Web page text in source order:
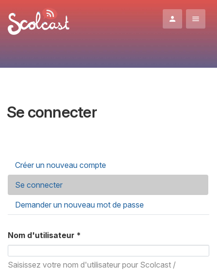
Se connecter
Onglets principaux
Créer un nouveau compte
Se connecter
Demander un nouveau mot de passe
Nom d'utilisateur *
Saisissez votre nom d'utilisateur pour Scolcast /